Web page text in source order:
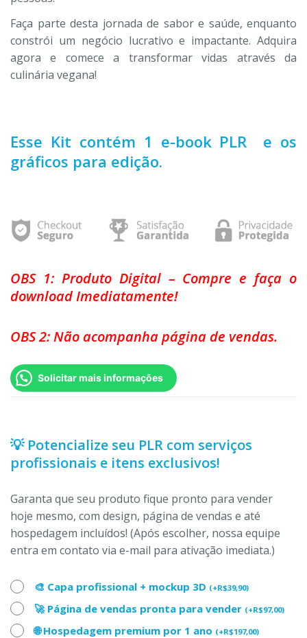
Faça parte desta jornada de sabor e saúde, enquanto
constrói um negócio lucrativo e impactante. Adquira
agora e comece a transformar vidas através da
culinária vegana!
Esse Kit contém 1 e-book PLR e os
gráficos para edição.
OBS 1: Produto Digital – Compre e faça o
download Imediatamente!
OBS 2: Não acompanha página de vendas.
Solicitar mais informações
💡 Potencialize seu PLR com serviços
profissionais e itens exclusivos!
Garanta que seu produto fique pronto para vender
hoje mesmo, com design, página de vendas e até
hospedagem incluídos! (Após escolher, nossa equipe
entra em contato via e-mail para ativação imediata.)
🎨 Capa profissional + mockup 3D (+R$39,90)
🚀 Página de vendas pronta para vender (+R$97,00)
🌐 Hospedagem premium por 1 ano (+R$197,00)